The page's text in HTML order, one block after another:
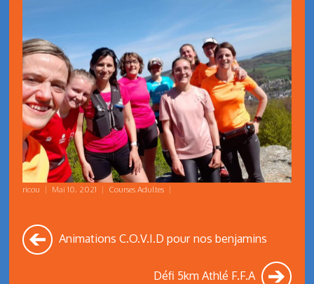
ricou | Mai 10, 2021 | Courses Adultes |
Animations C.O.V.I.D pour nos benjamins
Défi 5km Athlé F.F.A